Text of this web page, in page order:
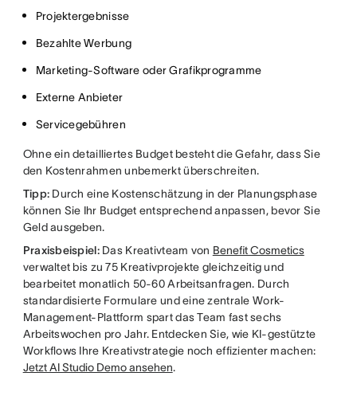
Projektergebnisse
Bezahlte Werbung
Marketing-Software oder Grafikprogramme
Externe Anbieter
Servicegebühren
Ohne ein detailliertes Budget besteht die Gefahr, dass Sie
den Kostenrahmen unbemerkt überschreiten.
Tipp: Durch eine Kostenschätzung in der Planungsphase
können Sie Ihr Budget entsprechend anpassen, bevor Sie
Geld ausgeben.
Praxisbeispiel:Das Kreativteam von Benefit Cosmetics
verwaltet bis zu 75 Kreativprojekte gleichzeitig und
bearbeitet monatlich 50-60 Arbeitsanfragen. Durch
standardisierte Formulare und eine zentrale Work-
Management-Plattform spart das Team fast sechs
Arbeitswochen pro Jahr. Entdecken Sie, wie KI-gestützte
Workflows Ihre Kreativstrategie noch effizienter machen:
Jetzt AI Studio Demo ansehen.